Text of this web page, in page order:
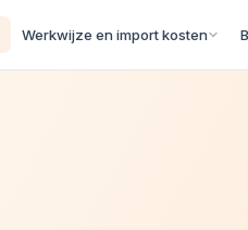
Werkwijze en import kosten